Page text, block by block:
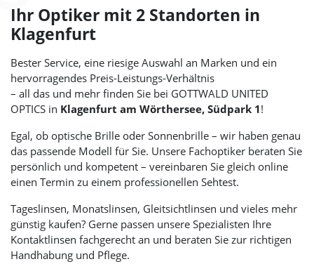
Ihr Optiker mit 2 Standorten in
Klagenfurt
Bester Service, eine riesige Auswahl an Marken und ein
hervorragendes Preis-Leistungs-Verhältnis
– all das und mehr finden Sie bei GOTTWALD UNITED
OPTICS in Klagenfurt am Wörthersee, Südpark 1!
Egal, ob optische Brille oder Sonnenbrille – wir haben genau
das passende Modell für Sie. Unsere Fachoptiker beraten Sie
persönlich und kompetent – vereinbaren Sie gleich online
einen Termin zu einem professionellen Sehtest.
Tageslinsen, Monatslinsen, Gleitsichtlinsen und vieles mehr
günstig kaufen? Gerne passen unsere Spezialisten Ihre
Kontaktlinsen fachgerecht an und beraten Sie zur richtigen
Handhabung und Pflege.